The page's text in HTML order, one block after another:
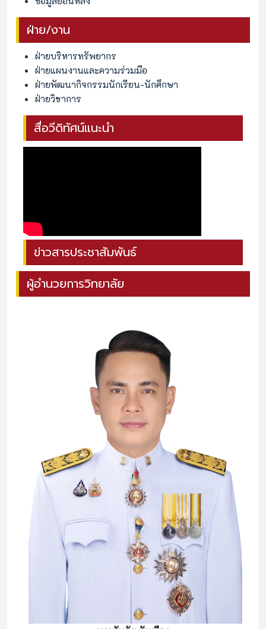
ฝ่าย/งาน
ฝ่ายบริหารทรัพยากร
ฝ่ายแผนงานและความร่วมมือ
ฝ่ายพัฒนากิจกรรมนักเรียน-นักศึกษา
ฝ่ายวิชาการ
สื่อวีดิทัศน์แนะนำ
ข่าวสารประชาสัมพันธ์
ผู้อำนวยการวิทยาลัย